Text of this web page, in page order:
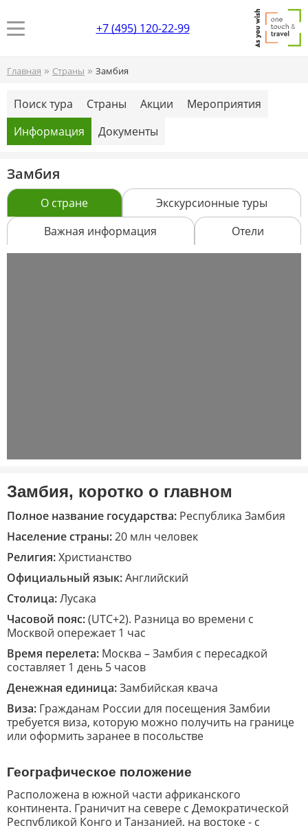
+7 (495) 120-22-99
Главная » Страны » Замбия
Поиск тура Страны Акции
Мероприятия
Информация
Документы
Замбия
О стране
Экскурсионные туры
Важная информация
Отели
Замбия, коротко о главном
Полное название государства: Республика Замбия
Население страны:20 млн человек
Религия:Христианство
Официальный язык:Английский
Столица:Лусака
Часовой пояс:(UTC+2). Разница во времени с
Москвой опережает 1 час
Время перелета: Москва – Замбия с пересадкой
составляет 1 день 5 часов
Денежная единица:Замбийская квача
Виза: Гражданам России для посещения Замбии
требуется виза, которую можно получить на границе
или оформить заранее в посольстве
Географическое положение
Расположена в южной части африканского
континента. Граничит на севере с Демократической
Республикой Конго и Танзанией, на востоке - с